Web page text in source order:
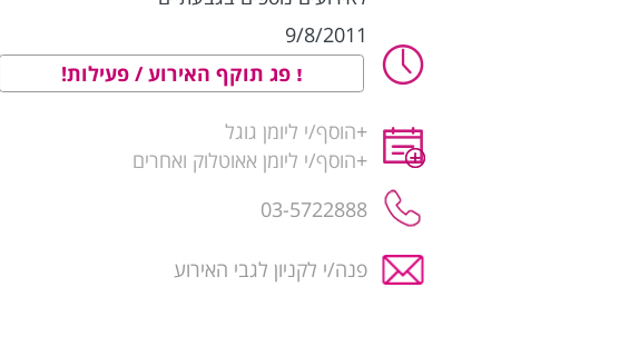
9/8/2011
פג תוקף האירוע / פעילות!
+הוסף/י ליומן גוגל
+הוסף/י ליומן אאוטלוק ואחרים
03-5722888
פנה/י לקניון לגבי האירוע